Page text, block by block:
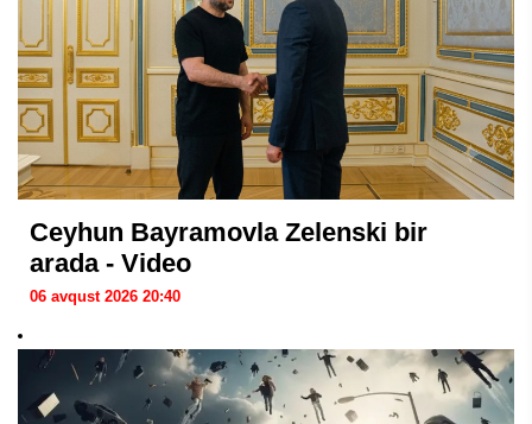
Ceyhun Bayramovla Zelenski bir
arada - Video
06 avqust 2026 20:40